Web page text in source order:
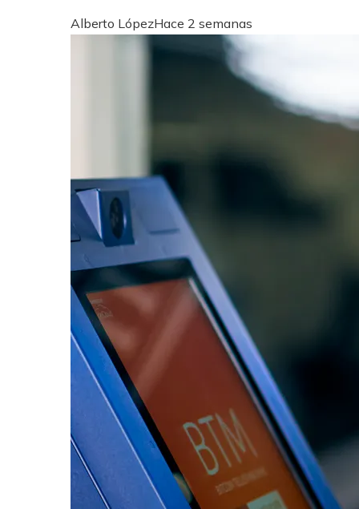
Alberto LópezHace 2 semanas